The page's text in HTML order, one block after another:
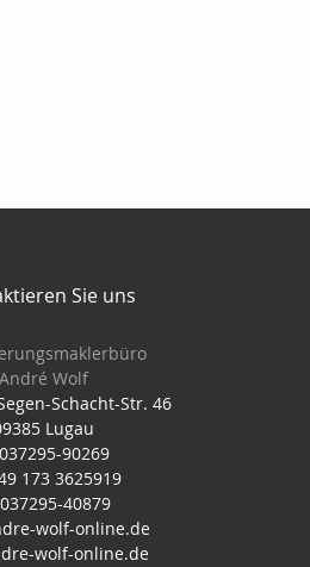
Sie uns
André Wolf
Schacht-Str. 46
Lugau
037295-90269
173 3625919
037295-40879
wolf-online.de
wolf-online.de